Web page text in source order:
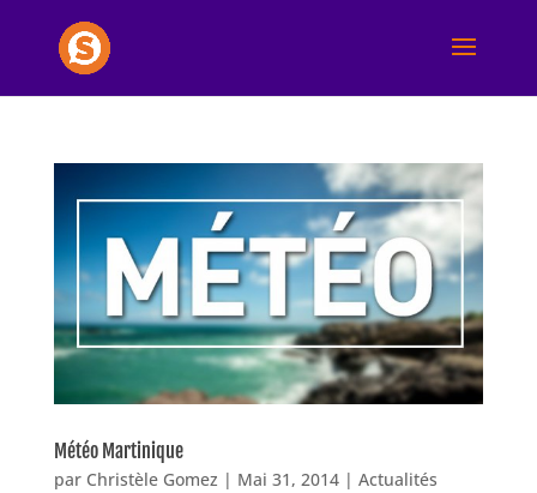
Météo Martinique
par Christèle Gomez | Mai 31, 2014| Actualités